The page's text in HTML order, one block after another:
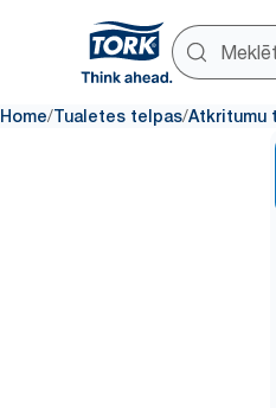
Home/Tualetes telpas/Atkritumu